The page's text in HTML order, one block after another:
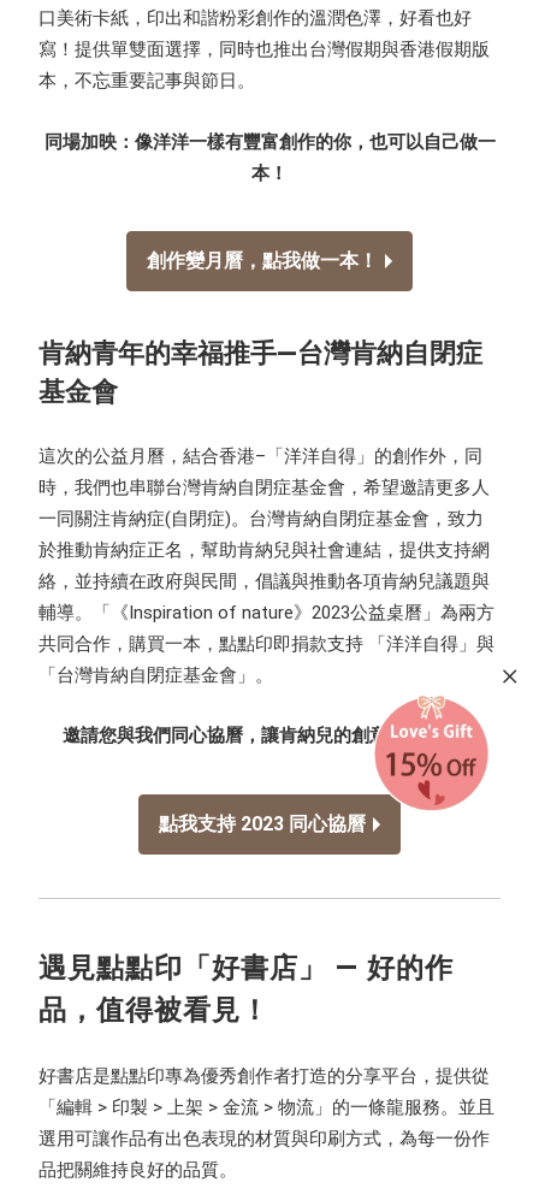
口美術卡紙，印出和諧粉彩創作的溫潤色澤，好看也好
寫！提供單雙面選擇，同時也推出台灣假期與香港假期版
本，不忘重要記事與節日。
同場加映：像洋洋一樣有豐富創作的你，也可以自己做一
本！
創作變月曆，點我做一本！
肯納青年的幸福推手—台灣肯納自閉症
基金會
這次的公益月曆，結合香港–「洋洋自得」的創作外，同
時，我們也串聯台灣肯納自閉症基金會，希望邀請更多人
一同關注肯納症(自閉症)。台灣肯納自閉症基金會，致力
於推動肯納症正名，幫助肯納兒與社會連結，提供支持網
絡，並持續在政府與民間，倡議與推動各項肯納兒議題與
輔導。「《Inspiration of nature》2023公益桌曆」為兩方
共同合作，購買一本，點點印即捐款支持 「洋洋自得」與
「台灣肯納自閉症基金會」。
邀請您與我們同心協曆，讓肯納兒的創意遍地開花。
點我支持 2023 同心協曆
遇見點點印「好書店」 — 好的作
品，值得被看見！
好書店是點點印專為優秀創作者打造的分享平台，提供從
「編輯 > 印製 > 上架 > 金流 > 物流」的一條龍服務。並且
選用可讓作品有出色表現的材質與印刷方式，為每一份作
品把關維持良好的品質。